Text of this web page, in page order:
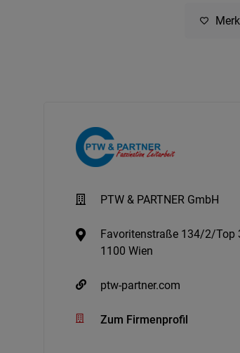
PTW & PARTNER GmbH
Favoritenstraße 134/2/Top
1100 Wien
ptw-partner.com
Zum Firmenprofil